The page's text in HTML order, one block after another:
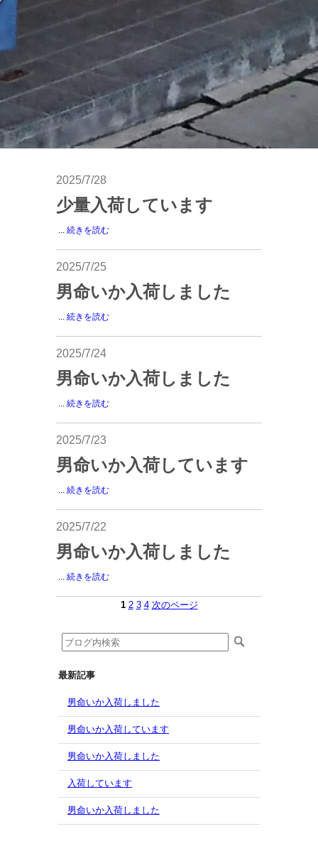
2025/7/28
少量入荷しています
... 続きを読む
2025/7/25
男命いか入荷しました
... 続きを読む
2025/7/24
男命いか入荷しました
... 続きを読む
2025/7/23
男命いか入荷しています
... 続きを読む
2025/7/22
男命いか入荷しました
... 続きを読む
1 2 3 4 次のページ
最新記事
男命いか入荷しました
男命いか入荷しています
男命いか入荷しました
入荷しています
男命いか入荷しました